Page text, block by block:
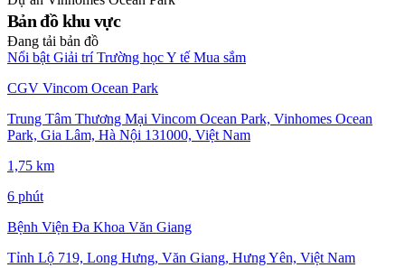
Bản đồ khu vực
Đang tải bản đồ
Nổi bật Giải trí Trường họcY tế Mua sắm
CGV Vincom Ocean Park
Trung Tâm Thương Mại Vincom Ocean Park, Vinhomes Ocean
Park, Gia Lâm, Hà Nội 131000, Việt Nam
1,75 km
6 phút
Bệnh Viện Đa Khoa Văn Giang
Tỉnh Lộ 719, Long Hưng, Văn Giang, Hưng Yên, Việt Nam